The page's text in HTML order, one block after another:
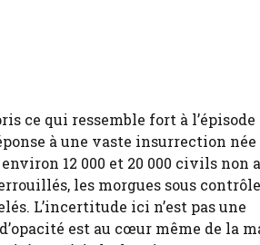
ce qui ressemble fort à
à une vaste insurrection née
12 000 et 20 000 civils non
les morgues sous
L’incertitude ici n’est pas une
est au cœur même de la